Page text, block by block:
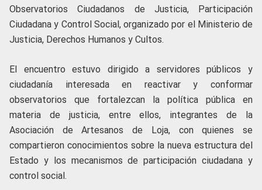
Observatorios Ciudadanos de Justicia, Participación
Ciudadana y Control Social, organizado por el Ministerio de
Justicia, Derechos Humanos y Cultos.
El encuentro estuvo dirigido a servidores públicos y
ciudadanía interesada en reactivar y conformar
observatorios que fortalezcan la política pública en
materia de justicia, entre ellos, integrantes de la
Asociación de Artesanos de Loja, con quienes se
compartieron conocimientos sobre la nueva estructura del
Estado y los mecanismos de participación ciudadana y
control social.